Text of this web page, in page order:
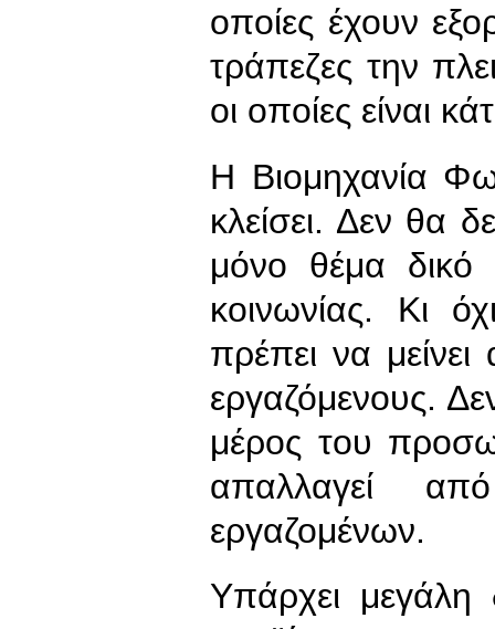
οποίες έχουν
τράπεζες την
οι οποίες είναι
Η Βιομηχανία
κλείσει. Δεν θα
μόνο θέμα δικό
κοινωνίας. Κι
πρέπει να
εργαζόμενους.
μέρος του
απαλλαγεί
εργαζομένων.
Υπάρχει